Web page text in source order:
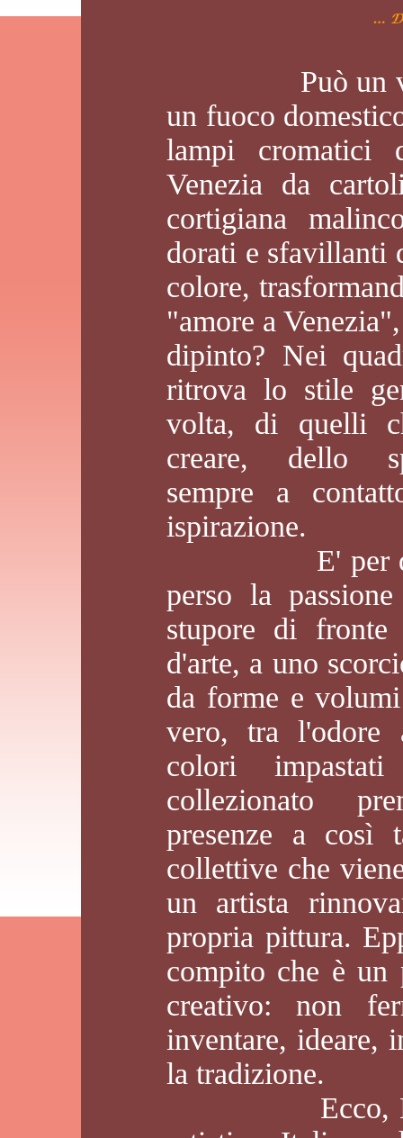
Può un vaso
un fuoco
lampi cromatici
Venezia da
cortigiana
dorati e sfavillanti
colore,
"amore a
dipinto? Nei
ritrova lo stile
volta, di quelli
creare, dello
sempre a
ispirazione.
E' per
perso la
stupore di
d'arte, a uno
da forme e
vero, tra l'odore
colori
collezionato
presenze a così
collettive che
un artista
propria pittura.
compito che è un
creativo: non
inventare, ideare,
la tradizione.
Ecco,